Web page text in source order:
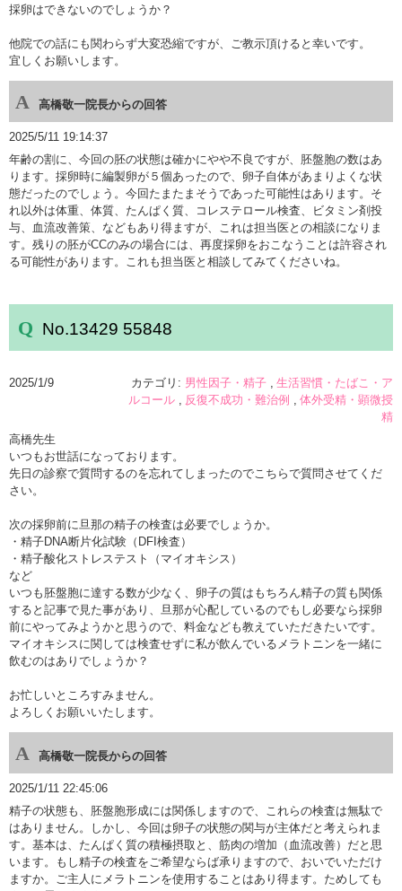
採卵はできないのでしょうか？
他院での話にも関わらず大変恐縮ですが、ご教示頂けると幸いです。
宜しくお願いします。
高橋敬一院長からの回答
2025/5/11 19:14:37
年齢の割に、今回の胚の状態は確かにやや不良ですが、胚盤胞の数はあ
ります。採卵時に編製卵が５個あったので、卵子自体があまりよくな状
態だったのでしょう。今回たまたまそうであった可能性はあります。そ
れ以外は体重、体質、たんぱく質、コレステロール検査、ビタミン剤投
与、血流改善策、などもあり得ますが、これは担当医との相談になりま
す。残りの胚がCCのみの場合には、再度採卵をおこなうことは許容され
る可能性があります。これも担当医と相談してみてくださいね。
No.13429 55848
カテゴリ: 男性因子・精子
生活習慣・たばこ・ア
ルコール
反復不成功・難治例
体外受精・顕微授
精
2025/1/9
高橋先生
いつもお世話になっております。
先日の診察で質問するのを忘れてしまったのでこちらで質問させてくだ
さい。
次の採卵前に旦那の精子の検査は必要でしょうか。
・精子DNA断片化試験（DFI検査）
・精子酸化ストレステスト（マイオキシス）
など
いつも胚盤胞に達する数が少なく、卵子の質はもちろん精子の質も関係
すると記事で見た事があり、旦那が心配しているのでもし必要なら採卵
前にやってみようかと思うので、料金なども教えていただきたいです。
マイオキシスに関しては検査せずに私が飲んでいるメラトニンを一緒に
飲むのはありでしょうか？
お忙しいところすみません。
よろしくお願いいたします。
高橋敬一院長からの回答
2025/1/11 22:45:06
精子の状態も、胚盤胞形成には関係しますので、これらの検査は無駄で
はありません。しかし、今回は卵子の状態の関与が主体だと考えられま
す。基本は、たんぱく質の積極摂取と、筋肉の増加（血流改善）だと思
います。もし精子の検査をご希望ならば承りますので、おいでいただけ
ますか。ご主人にメラトニンを使用することはあり得ます。ためしても